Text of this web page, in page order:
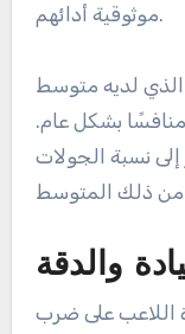
موثوقية أدائهم.
الذي لديه متوسط
جولة منافسًا بشكل عام.
نسبة الجولات
والدقة
اللاعب على ضرب